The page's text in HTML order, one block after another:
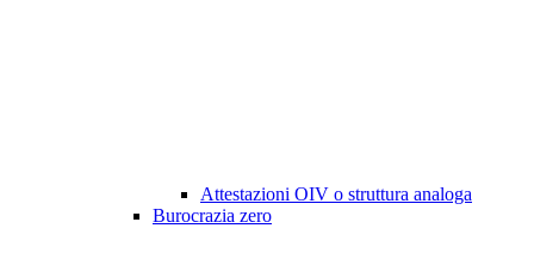
Attestazioni OIV o struttura analoga
Burocrazia zero